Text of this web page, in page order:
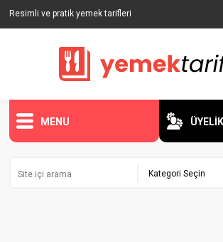
Resimli ve pratik yemek tarifleri
MENU ÜYELİK